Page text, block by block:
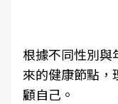
根據不同性別與
來的健康節點，
顧自己。